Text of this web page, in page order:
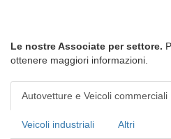
Le nostre Associate per settore.
ottenere maggiori informazioni.
Autovetture e Veicoli commerciali
Veicoli industriali Altri